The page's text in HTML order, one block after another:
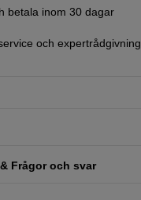
betala inom 30 dagar
och expertrådgivning
Frågor och svar